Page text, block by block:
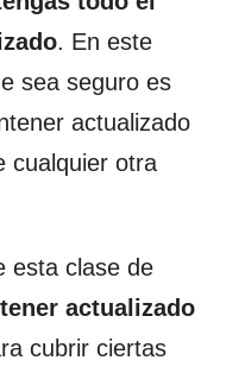
. En este
sea seguro es
actualizado
cualquier otra
esta clase de
actualizado
cubrir ciertas